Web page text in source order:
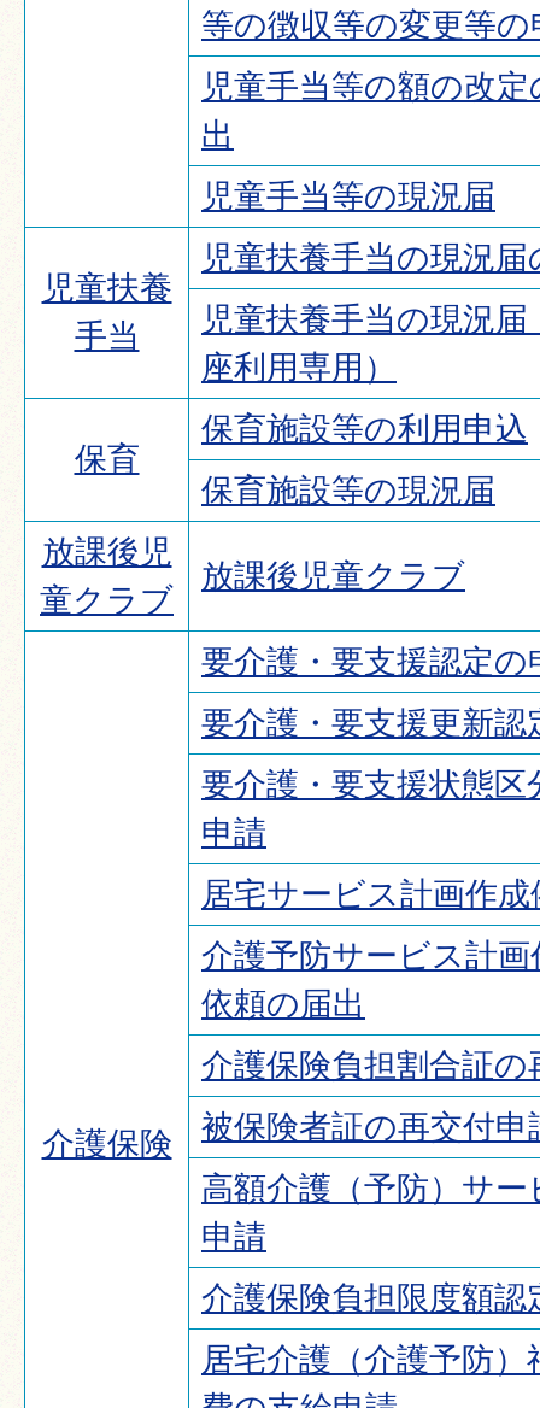
等の徴収等の変更等の
児童手当等の額の改
出
児童手当等の現況届
児童扶養
手当
児童扶養手当の現況
児童扶養手当の現況
座利用専用）
保育
保育施設等の利用申込
保育施設等の現況届
放課後児
童クラブ
放課後児童クラブ
介護保険
要介護・要支援認定の
要介護・要支援更新認
要介護・要支援状態区
申請
居宅サービス計画作
介護予防サービス計
依頼の届出
介護保険負担割合証の
被保険者証の再交付申
高額介護（予防）サ
申請
介護保険負担限度額認
居宅介護（介護予防）